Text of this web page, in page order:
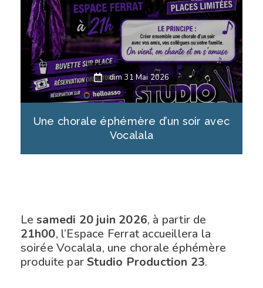
dim 31 Mai 2026
Une chorale éphémère d’un soir avec
Vocalala
Lesamedi 20 juin 2026, à partir de
21h00, l’Espace Ferrat accueillera la
soirée Vocalala, une chorale éphémère
produite parStudio Production 23.